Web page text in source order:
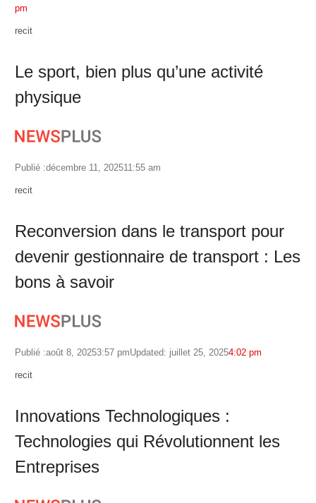
pm
Author
recit
Le sport, bien plus qu’une activité
physique
Publié :décembre 11, 202511:55 am
Author
recit
Reconversion dans le transport pour
devenir gestionnaire de transport : Les
bons à savoir
Publié :août 8, 20253:57 pmUpdated: juillet 25, 20254:02 pm
Author
recit
Innovations Technologiques :
Technologies qui Révolutionnent les
Entreprises